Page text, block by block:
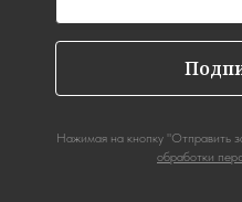
Нажимая на кнопку "Отправить
обработки